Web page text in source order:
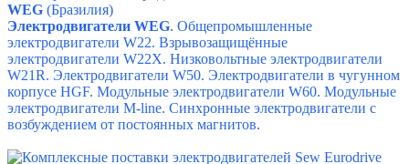
WEG (Бразилия)
Электродвигатели WEG. Общепромышленные
электродвигатели W22. Взрывозащищённые
электродвигатели W22X. Низковольтные электродвигатели
W21R. Электродвигатели W50. Электродвигатели в чугунном
корпусе HGF. Модульные электродвигатели W60. Модульные
электродвигатели M-line. Синхронные электродвигатели с
возбуждением от постоянных магнитов.